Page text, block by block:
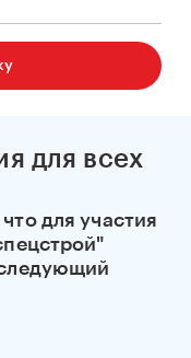
для всех
для участия